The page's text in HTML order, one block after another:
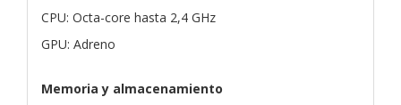
CPU: Octa-core hasta 2,4 GHz
GPU: Adreno
Memoria y almacenamiento